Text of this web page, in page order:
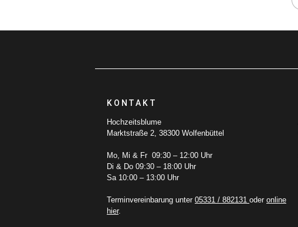
KONTAKT
Hochzeitsblume
Marktstraße 2, 38300 Wolfenbüttel
Mo, Mi & Fr 09:30 – 12:00 Uhr
Di & Do 09:30 – 18:00 Uhr
Sa 10:00 – 13:00 Uhr
Terminvereinbarung unter 05331 / 882131 oder online
hier.